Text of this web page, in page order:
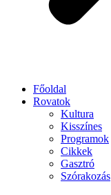
Főoldal
Rovatok
Kultura
Kisszínes
Programok
Cikkek
Gasztró
Szórakozás